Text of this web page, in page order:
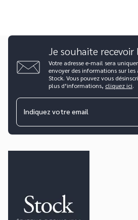
Je souhaite
Votre adresse e-mail sera
envoyer des informations sur
Stock. Vous pouvez vous
plus d’informations, cliquez ici.
Indiquez votre email